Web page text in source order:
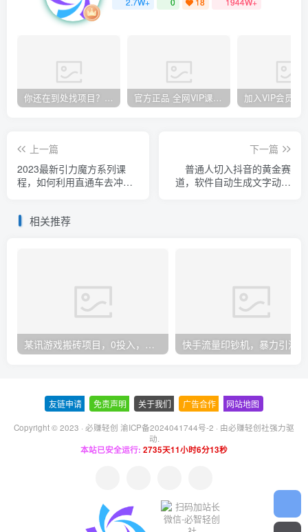
你还在到处找项目？还在当韭菜？我却靠卖项目一个月赚5万，曾经我也和你一样懵懂。 官方正品 全网VIP课程 无损下载~
上一篇
2023最新引力魔方系列课
程，如何利用直通车去冲销
下一篇
普通人切入抖音的黄金赛
道，软件自动生成文字动画
相关推荐
某讯游戏搬砖项目，0投入，可以挂机，轻松上手,月入3000+上不封顶
友链申请 免责声明 关于我们 广告合作 网站地图
Copyright © 2023 · 必赚轻创 渝ICP备2024041744号-2 · 由必赚轻创社强力驱
动.
本站已安全运行: 2735天11小时6分14秒